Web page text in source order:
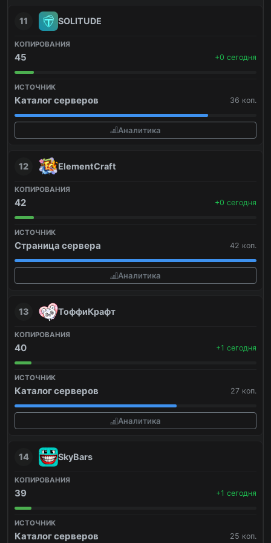
11 SOLITUDE
45 +0 сегодня
Каталог серверов 36 коп.
Аналитика
12 ElementCraft
42 +0 сегодня
Страница сервера 42 коп.
Аналитика
13 ТоффиКрафт
40 +1 сегодня
Каталог серверов 27 коп.
Аналитика
14 SkyBars
39 +1 сегодня
Каталог серверов 25 коп.